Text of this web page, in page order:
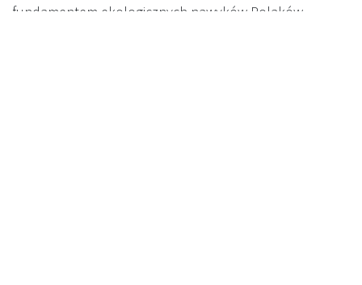
fundamentem ekologicznych nawyków Polaków.